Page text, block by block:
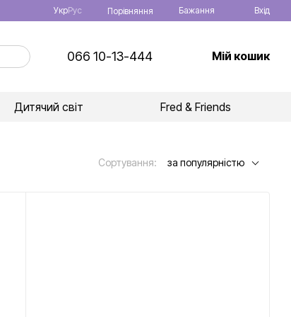
УкрРус Порівняння Бажання Вхід
066 10-13-444 Мій кошик
Дитячий світ Fred & Friends
Сортування: за популярністю